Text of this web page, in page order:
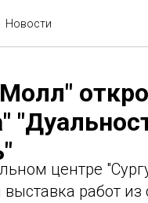
Новости
центре
работ из